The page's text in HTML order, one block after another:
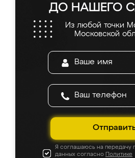
ДО НАШЕГО
Из любой точки
Московской
Я соглашаюсь на передачу
данных согласно Политике